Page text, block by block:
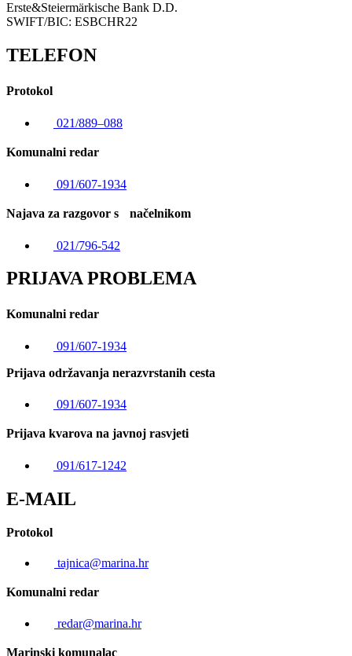
Erste&Steiermärkische Bank D.D.
SWIFT/BIC: ESBCHR22
TELEFON
Protokol
021/889–088
Komunalni redar
091/607-1934
Najava za razgovor s načelnikom
021/796-542
PRIJAVA PROBLEMA
Komunalni redar
091/607-1934
Prijava održavanja nerazvrstanih cesta
091/607-1934
Prijava kvarova na javnoj rasvjeti
091/617-1242
E-MAIL
Protokol
tajnica@marina.hr
Komunalni redar
redar@marina.hr
Marinski komunalac